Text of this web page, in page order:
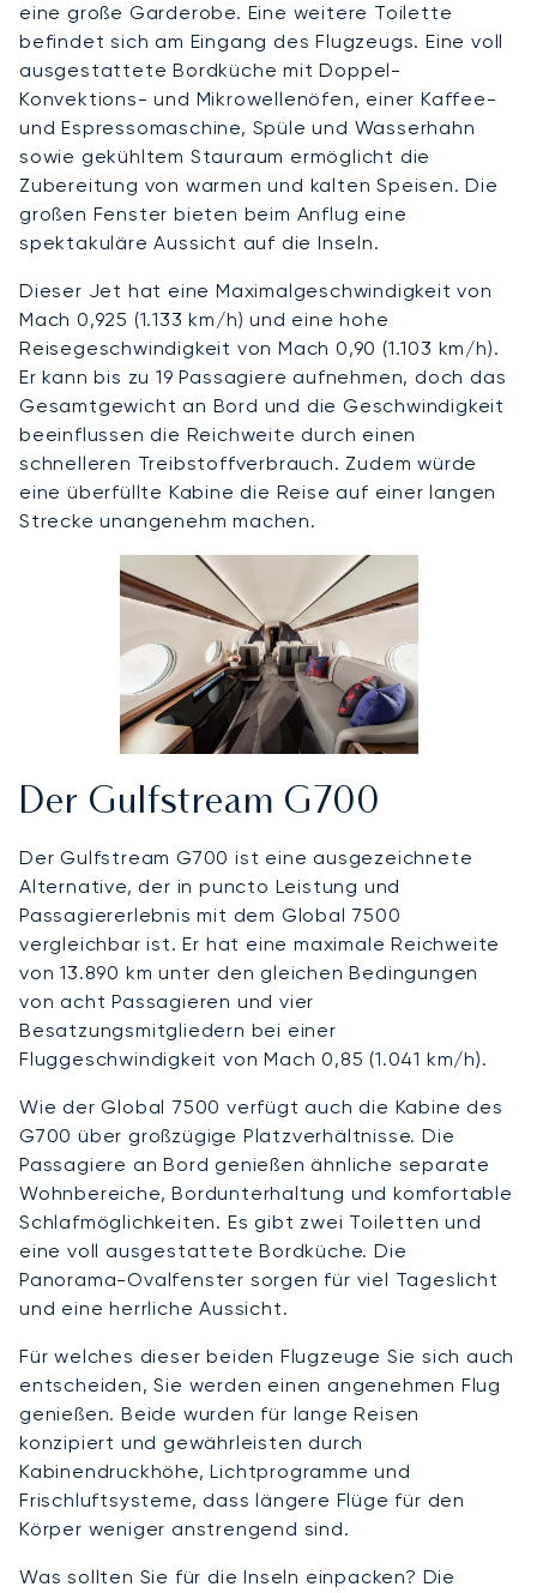
eine große Garderobe. Eine weitere Toilette
befindet sich am Eingang des Flugzeugs. Eine voll
ausgestattete Bordküche mit Doppel-
Konvektions- und Mikrowellenöfen, einer Kaffee-
und Espressomaschine, Spüle und Wasserhahn
sowie gekühltem Stauraum ermöglicht die
Zubereitung von warmen und kalten Speisen. Die
großen Fenster bieten beim Anflug eine
spektakuläre Aussicht auf die Inseln.
Dieser Jet hat eine Maximalgeschwindigkeit von
Mach 0,925 (1.133 km/h) und eine hohe
Reisegeschwindigkeit von Mach 0,90 (1.103 km/h).
Er kann bis zu 19 Passagiere aufnehmen, doch das
Gesamtgewicht an Bord und die Geschwindigkeit
beeinflussen die Reichweite durch einen
schnelleren Treibstoffverbrauch. Zudem würde
eine überfüllte Kabine die Reise auf einer langen
Strecke unangenehm machen.
Der Gulfstream G700
Der Gulfstream G700 ist eine ausgezeichnete
Alternative, der in puncto Leistung und
Passagiererlebnis mit dem Global 7500
vergleichbar ist. Er hat eine maximale Reichweite
von 13.890 km unter den gleichen Bedingungen
von acht Passagieren und vier
Besatzungsmitgliedern bei einer
Fluggeschwindigkeit von Mach 0,85 (1.041 km/h).
Wie der Global 7500 verfügt auch die Kabine des
G700 über großzügige Platzverhältnisse. Die
Passagiere an Bord genießen ähnliche separate
Wohnbereiche, Bordunterhaltung und komfortable
Schlafmöglichkeiten. Es gibt zwei Toiletten und
eine voll ausgestattete Bordküche. Die
Panorama-Ovalfenster sorgen für viel Tageslicht
und eine herrliche Aussicht.
Für welches dieser beiden Flugzeuge Sie sich auch
entscheiden, Sie werden einen angenehmen Flug
genießen. Beide wurden für lange Reisen
konzipiert und gewährleisten durch
Kabinendruckhöhe, Lichtprogramme und
Frischluftsysteme, dass längere Flüge für den
Körper weniger anstrengend sind.
Was sollten Sie für die Inseln einpacken? Die